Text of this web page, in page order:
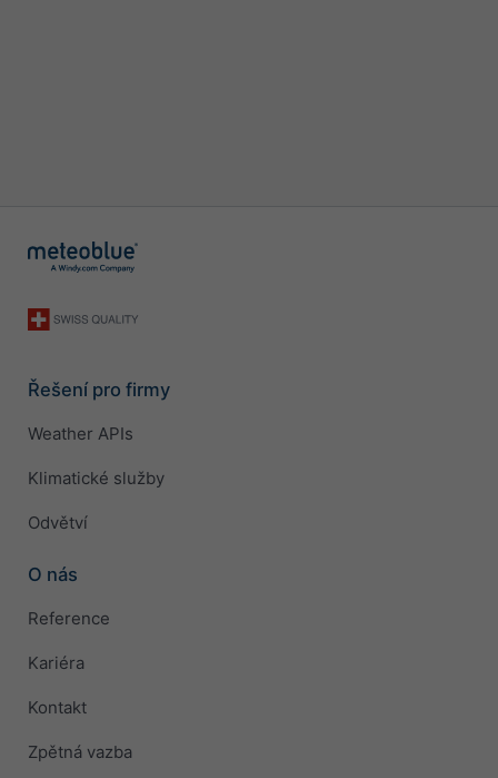
Řešení pro firmy
Weather APIs
Klimatické služby
Odvětví
O nás
Reference
Kariéra
Kontakt
Zpětná vazba